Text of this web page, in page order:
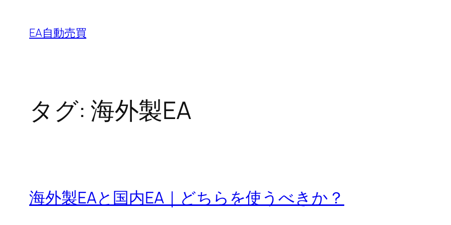
EA自動売買
タグ: 海外製EA
海外製EAと国内EA｜どちらを使うべきか？